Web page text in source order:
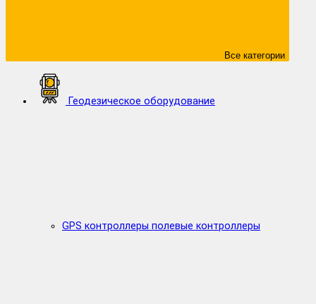
Все категории
Геодезическое оборудование
GPS контроллеры полевые контроллеры